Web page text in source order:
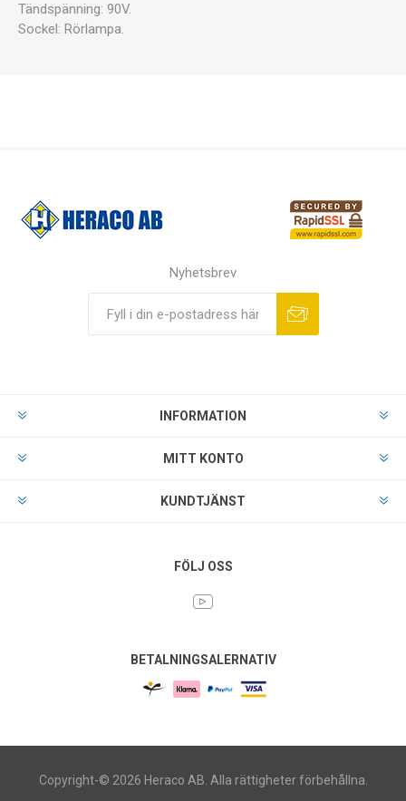
Tändspänning: 90V.
Sockel: Rörlampa.
Nyhetsbrev
INFORMATION
MITT KONTO
KUNDTJÄNST
FÖLJ OSS
BETALNINGSALERNATIV
Copyright-© 2026 Heraco AB. Alla rättigheter förbehållna.